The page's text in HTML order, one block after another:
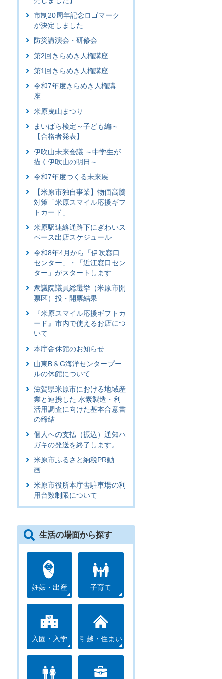
市制20周年記念ロゴマーク
が決定しました
防災講演会・研修会
第2回きらめき人権講座
第1回きらめき人権講座
令和7年度きらめき人権講
座
米原曳山まつり
まいばら検定～子ども編～
【合格者発表】
伊吹山未来会議 ～中学生が
描く伊吹山の明日～
令和7年度つくる未来展
【米原市独自事業】物価高騰
対策「米原スマイル応援ギフ
トカード」
米原駅連絡通路下にぎわいス
ペース出店スケジュール
令和8年4月から「伊吹窓口
センター」・「近江窓口セン
ター」がスタートします
衆議院議員総選挙（米原市開
票区）投・開票結果
『米原スマイル応援ギフトカ
ード』市内で使えるお店につ
いて
本庁舎休館のお知らせ
山東B＆G海洋センタープー
ルの休館について
滋賀県米原市における地域産
業と連携した 水素製造・利
活用調査に向けた基本合意書
の締結
個人への支払（振込）通知ハ
ガキの発送を終了します。
米原市ふるさと納税PR動
画
米原市役所本庁舎駐車場の利
用台数制限について
生活の場面から探す
妊娠・出産 子育て
入園・入学 引越・住まい